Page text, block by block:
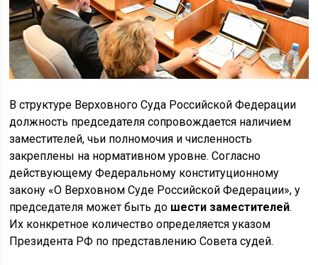
В структуре Верховного Суда Российской Федерации
должность председателя сопровождается наличием
заместителей, чьи полномочия и численность
закреплены на нормативном уровне. Согласно
действующему Федеральному конституционному
закону «О Верховном Суде Российской Федерации», у
председателя может быть до шести заместителей.
Их конкретное количество определяется указом
Президента РФ по представлению Совета судей.